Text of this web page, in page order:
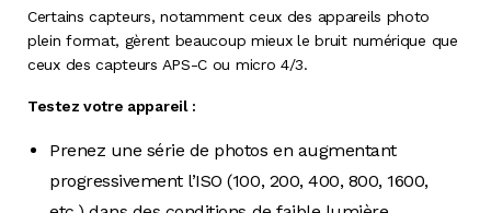
Certains capteurs, notamment ceux des appareils photo
plein format, gèrent beaucoup mieux le bruit numérique que
ceux des capteurs APS-C ou micro 4/3.
Testez votre appareil :
Prenez une série de photos en augmentant
progressivement l’ISO (100, 200, 400, 800, 1600,